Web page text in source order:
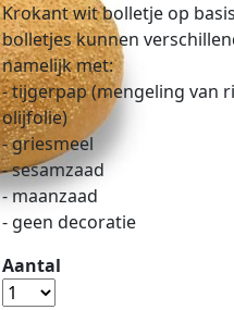
Krokant wit bolletje op
bolletjes kunnen
namelijk met:
- tijgerpap (mengeling van
olijfolie)
- griesmeel
- sesamzaad
- maanzaad
- geen decoratie
Aantal